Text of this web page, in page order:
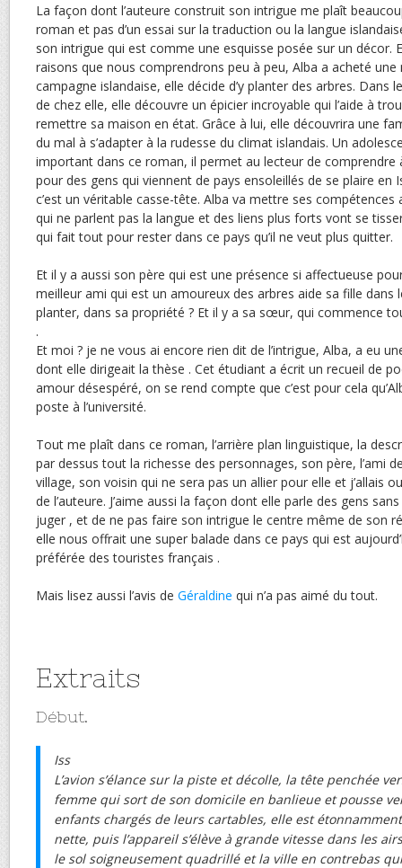
La façon dont l’auteure construit son intrigue me plaît
roman et pas d’un essai sur la traduction ou la langue
son intrigue qui est comme une esquisse posée sur un décor.
raisons que nous comprendrons peu à peu, Alba a acheté
campagne islandaise, elle décide d’y planter des arbres. Dans
de chez elle, elle découvre un épicier incroyable qui l’aide à
remettre sa maison en état. Grâce à lui, elle découvrira une
du mal à s’adapter à la rudesse du climat islandais. Un
important dans ce roman, il permet au lecteur de comprendre
pour des gens qui viennent de pays ensoleillés de se plaire en
c’est un véritable casse-tête. Alba va mettre ses compétences
qui ne parlent pas la langue et des liens plus forts vont se
qui fait tout pour rester dans ce pays qu’il ne veut plus quitter.
Et il y a aussi son père qui est une présence si affectueuse
meilleur ami qui est un amoureux des arbres aide sa fille dans
planter, dans sa propriété ? Et il y a sa sœur, qui commence
.
Et moi ? je ne vous ai encore rien dit de l’intrigue, Alba, a eu
dont elle dirigeait la thèse . Cet étudiant a écrit un recueil de
amour désespéré, on se rend compte que c’est pour cela
poste à l’université.
Tout me plaît dans ce roman, l’arrière plan linguistique, la
par dessus tout la richesse des personnages, son père, l’ami
village, son voisin qui ne sera pas un allier pour elle et j’allais
de l’auteure. J’aime aussi la façon dont elle parle des gens
juger , et de ne pas faire son intrigue le centre même de son
elle nous offrait une super balade dans ce pays qui est
préférée des touristes français .
Mais lisez aussi l’avis de Géraldine qui n’a pas aimé du tout.
Extraits
Début.
Iss
L’avion s’élance sur la piste et décolle, la tête penchée
femme qui sort de son domicile en banlieue et pousse
enfants chargés de leurs cartables, elle est
nette, puis l’appareil s’élève à grande vitesse dans les
le sol soigneusement quadrillé et la ville en contrebas